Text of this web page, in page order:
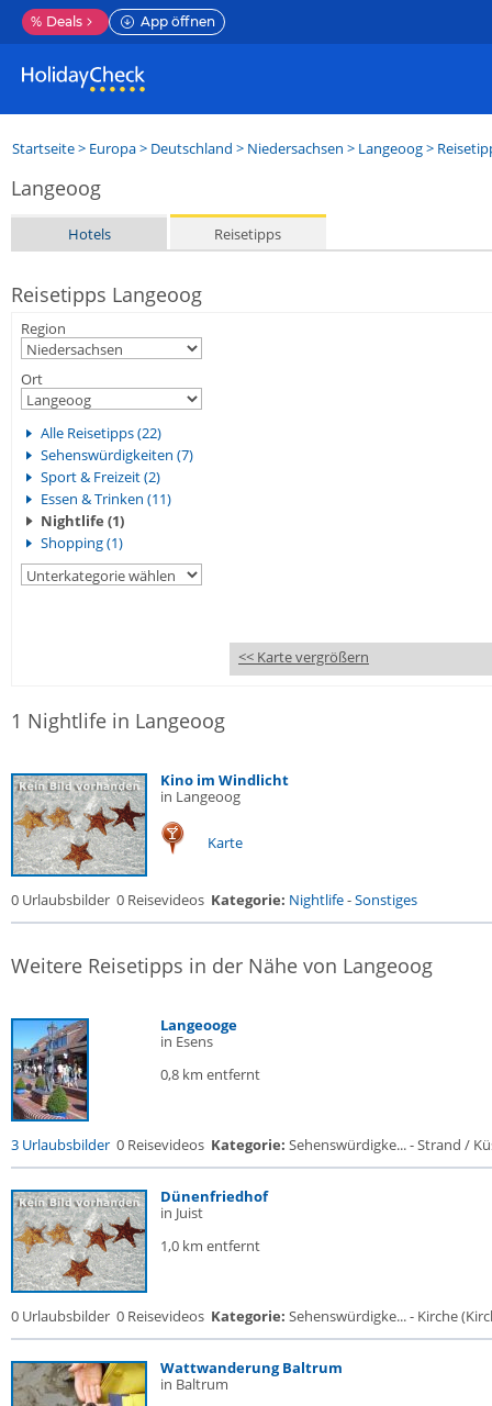
% Deals App öffnen
Startseite> Europa> Deutschland > Niedersachsen > Langeoog>
Langeoog
Hotels Reisetipps
Reisetipps Langeoog
Region
Ort
Alle Reisetipps (22)
Sehenswürdigkeiten (7)
Sport & Freizeit (2)
Essen & Trinken (11)
Nightlife (1)
Shopping (1)
<< Karte vergrößern
1 Nightlife in Langeoog
Kino im Windlicht
in Langeoog
Karte
0 Urlaubsbilder 0 Reisevideos Kategorie: Nightlife-Sonstiges
Weitere Reisetipps in der Nähe von Langeoog
Langeooge
in Esens
0,8 km entfernt
3 Urlaubsbilder 0 Reisevideos Kategorie: Sehenswürdigke... - Strand /
Dünenfriedhof
in Juist
1,0 km entfernt
0 Urlaubsbilder 0 Reisevideos Kategorie: Sehenswürdigke... - Kirche
Wattwanderung Baltrum
in Baltrum